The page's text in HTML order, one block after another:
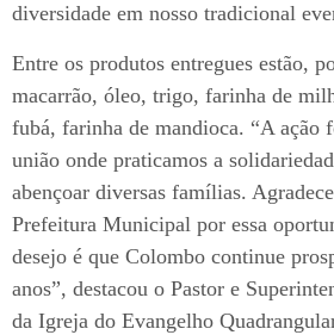
diversidade em nosso tradicional
Entre os produtos entregues estão,
macarrão, óleo, trigo, farinha de
fubá, farinha de mandioca. “A ação
união onde praticamos a
abençoar diversas famílias.
Prefeitura Municipal por essa
desejo é que Colombo continue
anos”, destacou o Pastor e
da Igreja do Evangelho